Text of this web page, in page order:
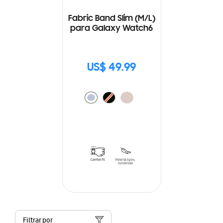
Fabric Band Slim (M/L)
para Galaxy Watch6
US$ 49.99